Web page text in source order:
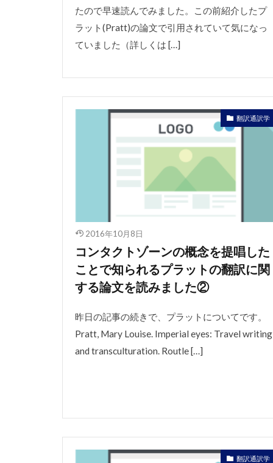
たので早速読んでみました。この前紹介したプ
ラット(Pratt)の論文で引用されていて気になっ
ていました（詳しくは […]
翻訳通訳学
2016年10月8日
コンタクトゾーンの概念を提唱した
ことで知られるプラットの翻訳に関
する論文を読みました②
昨日の記事の続きで、プラットについてです。
Pratt, Mary Louise. Imperial eyes: Travel writing
and transculturation. Routle […]
翻訳通訳学